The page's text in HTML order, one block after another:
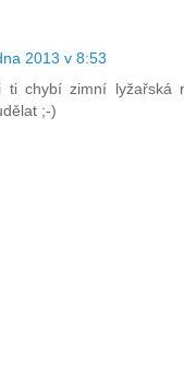
2013 v 8:53
ti chybí zimní lyžařská
;-)